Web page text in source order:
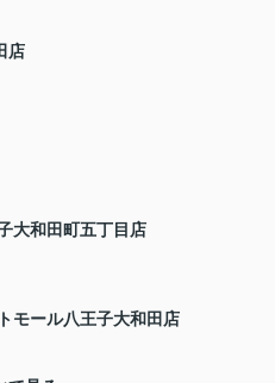
店
大和田町五丁目店
モール八王子大和田店